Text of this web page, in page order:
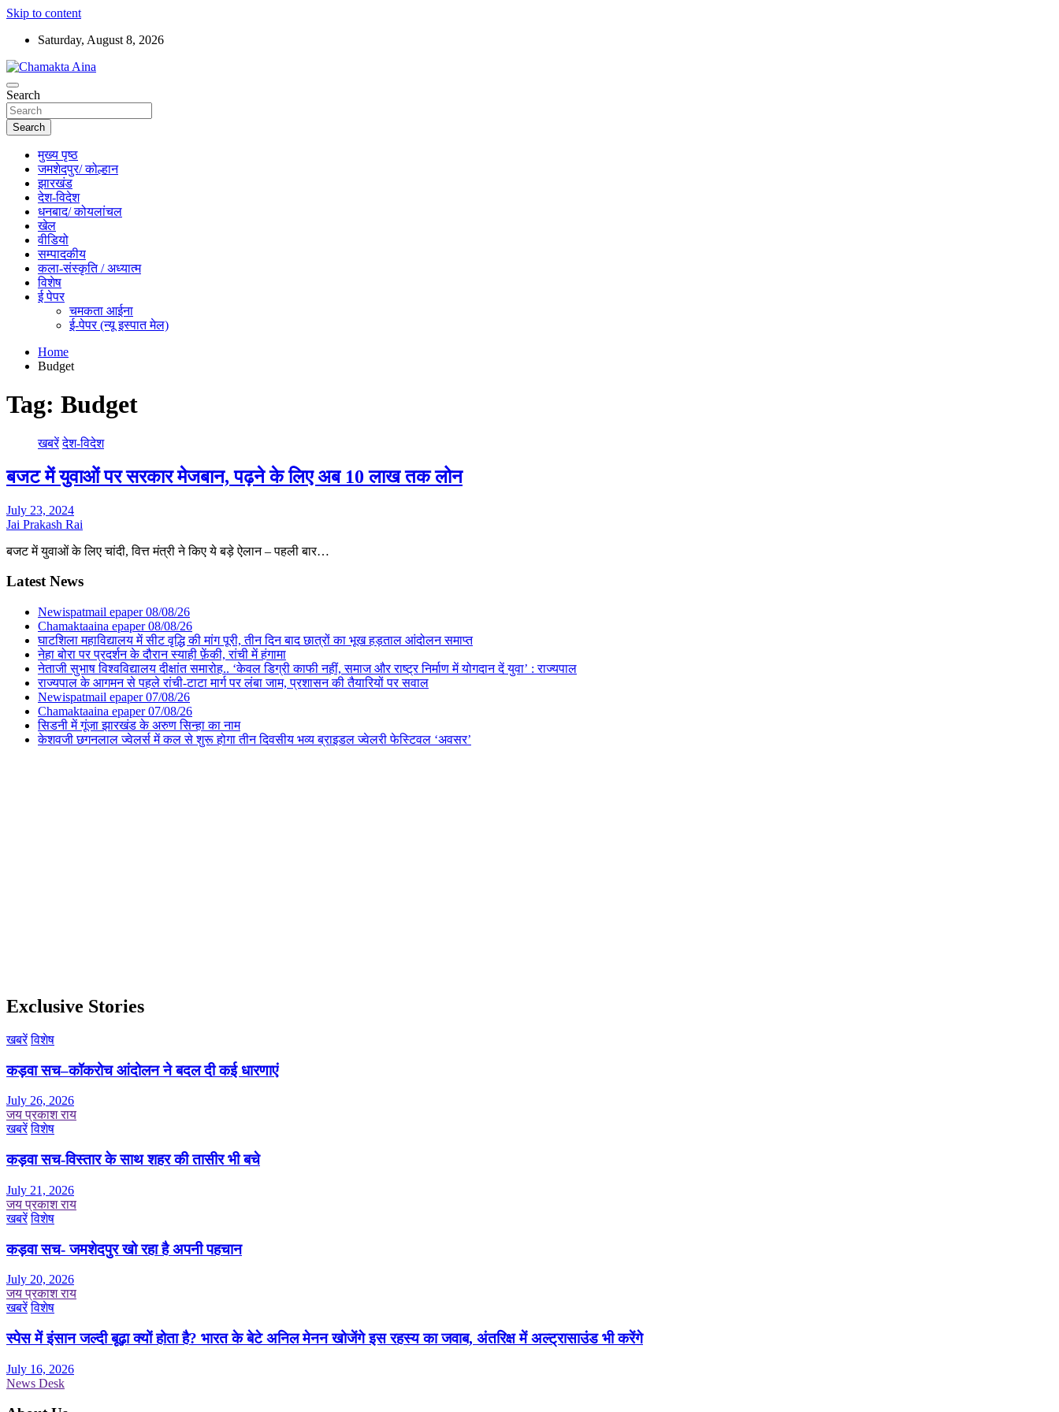
Skip to content
Saturday, August 8, 2026
Chamakta Aina
Hindi News Paper – Jharkhand
Search
Search
मुख्य पृष्ठ
जमशेदपुर/ कोल्हान
झारखंड
देश-विदेश
धनबाद/ कोयलांचल
खेल
वीडियो
सम्पादकीय
कला-संस्कृति / अध्यात्म
विशेष
ई पेपर
चमकता आईना
ई-पेपर (न्यू इस्पात मेल)
Home
Budget
Tag: Budget
खबरें देश-विदेश
बजट में युवाओं पर सरकार मेजबान, पढ़ने के लिए अब 10 लाख तक लोन
July 23, 2024
Jai Prakash Rai
बजट में युवाओं के लिए चांदी, वित्त मंत्री ने किए ये बड़े ऐलान – पहली बार…
Latest News
Newispatmail epaper 08/08/26
Chamaktaaina epaper 08/08/26
घाटशिला महाविद्यालय में सीट वृद्धि की मांग पूरी, तीन दिन बाद छात्रों का भूख हड़ताल आंदोलन समाप्त
नेहा बोरा पर प्रदर्शन के दौरान स्याही फ़ेंकी, रांची में हंगामा
नेताजी सुभाष विश्वविद्यालय दीक्षांत समारोह.. ‘केवल डिग्री काफी नहीं, समाज और राष्ट्र निर्माण में योगदान दें युवा’ : राज्यपाल
राज्यपाल के आगमन से पहले रांची-टाटा मार्ग पर लंबा जाम, प्रशासन की तैयारियों पर सवाल
Newispatmail epaper 07/08/26
Chamaktaaina epaper 07/08/26
सिडनी में गूंजा झारखंड के अरुण सिन्हा का नाम
केशवजी छगनलाल ज्वेलर्स में कल से शुरू होगा तीन दिवसीय भव्य ब्राइडल ज्वेलरी फेस्टिवल ‘अवसर’
Exclusive Stories
खबरें विशेष
कड़वा सच–कॉकरोच आंदोलन ने बदल दी कई धारणाएं
July 26, 2026
जय प्रकाश राय
खबरें विशेष
कड़वा सच-विस्तार के साथ शहर की तासीर भी बचे
July 21, 2026
जय प्रकाश राय
खबरें विशेष
कड़वा सच- जमशेदपुर खो रहा है अपनी पहचान
July 20, 2026
जय प्रकाश राय
खबरें विशेष
स्पेस में इंसान जल्दी बूढ़ा क्यों होता है? भारत के बेटे अनिल मेनन खोजेंगे इस रहस्य का जवाब, अंतरिक्ष में अल्ट्रासाउंड भी करेंगे
July 16, 2026
News Desk